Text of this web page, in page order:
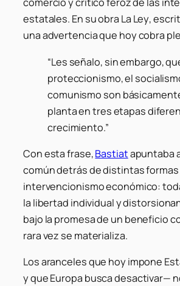
estatales. En su obra La Ley,
una advertencia que hoy cobra
“Les señalo, sin embargo,
proteccionismo, el
comunismo son
planta en tres etapas
crecimiento.”
Con esta frase,Bastiatapuntaba
común detrás de distintas
intervencionismo económico:
la libertad individual y
bajo la promesa de un beneficio
rara vez se materializa.
Los aranceles que hoy impone
y que Europa busca desactivar—